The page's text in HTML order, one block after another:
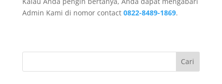
Admin Kami di nomor contact 0822-8489-1869.